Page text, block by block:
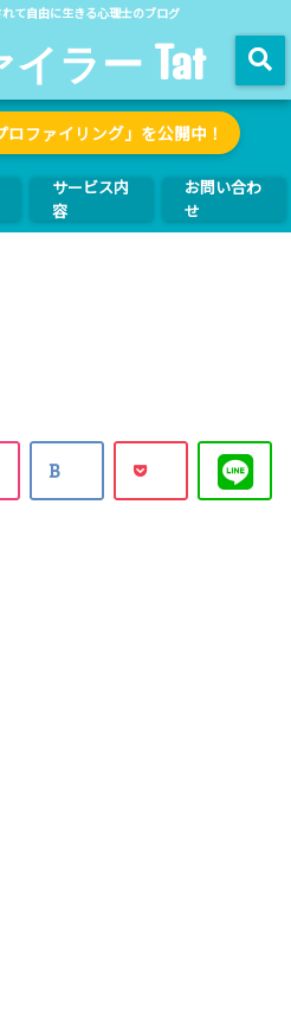
れて自由に生きる心理士のブログ
ラー Tat
ファイリング」を公開中！
サービス内
容
お問い合わ
せ